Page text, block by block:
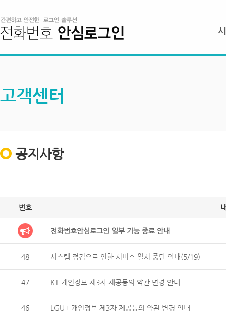
고객센터
공지사항
번호
전화번호안심로그인 일부 기능 종료 안내
48 시스템 점검으로 인한 서비스 일시 중단 안내(5/19)
47 KT 개인정보 제3자 제공동의 약관 변경 안내
46 LGU+ 개인정보 제3자 제공동의 약관 변경 안내